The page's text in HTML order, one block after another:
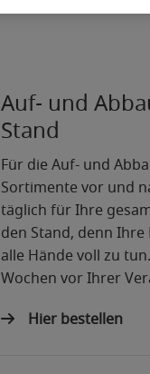
Auf- und
Stand
Für die Auf- und
Sortimente vor und
täglich für Ihre
den Stand, denn
alle Hände voll zu
Wochen vor Ihrer
Hier bestellen